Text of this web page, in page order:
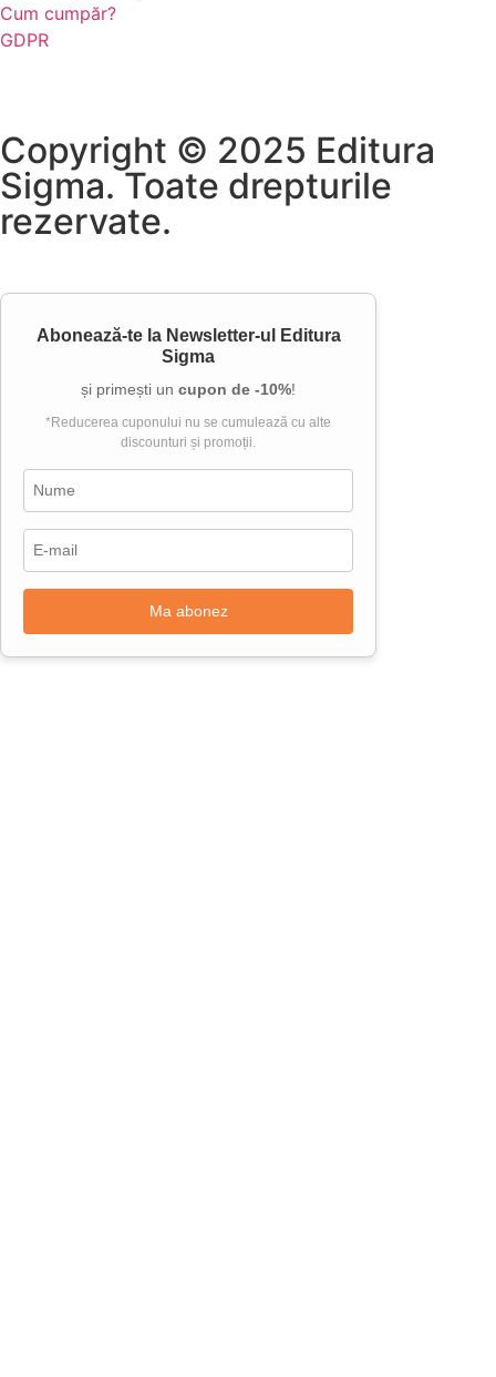
Cum cumpăr?
GDPR
Copyright © 2025 Editura
Sigma. Toate drepturile
rezervate.
Abonează-te la Newsletter-ul Editura
Sigma
și primești un cupon de -10%!
*Reducerea cuponului nu se cumulează cu alte
discounturi și promoții.
Ma abonez